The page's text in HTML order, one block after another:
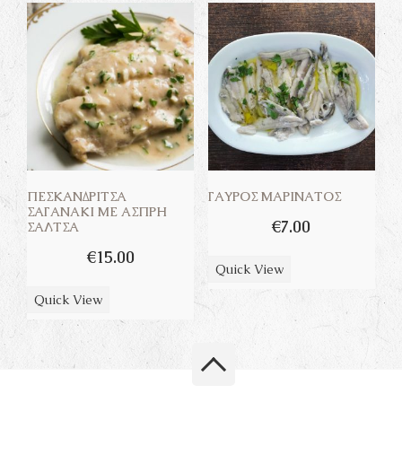
ΠΕΣΚΑΝΔΡΊΤΣΑ
ΣΑΓΑΝΆΚΙ ΜΕ ΆΣΠΡΗ
ΣΆΛΤΣΑ
€15.00
Quick View
ΓΑΎΡΟΣ ΜΑΡΙΝΆΤΟΣ
€7.00
Quick View